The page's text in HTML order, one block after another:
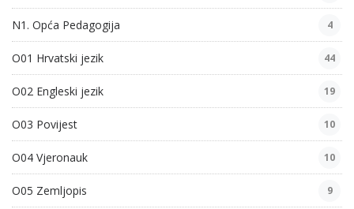
N1. Opća Pedagogija 4
O01 Hrvatski jezik 44
O02 Engleski jezik 19
O03 Povijest 10
O04 Vjeronauk 10
O05 Zemljopis 9